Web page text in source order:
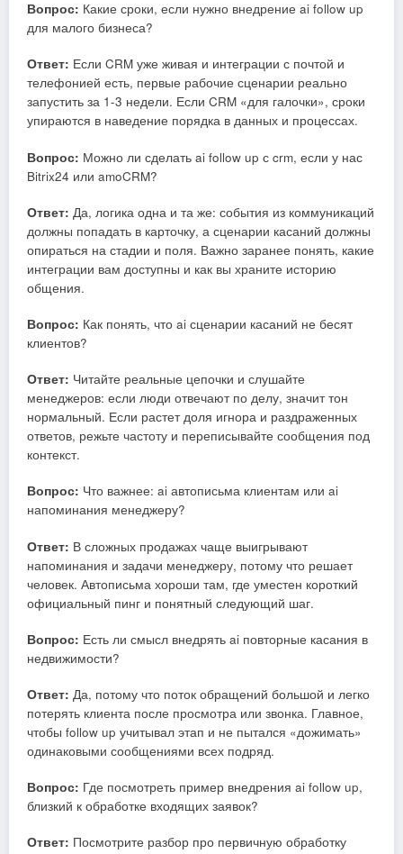
Вопрос: Какие сроки, если нужно внедрение ai follow up
для малого бизнеса?
Ответ: Если CRM уже живая и интеграции с почтой и
телефонией есть, первые рабочие сценарии реально
запустить за 1-3 недели. Если CRM «для галочки», сроки
упираются в наведение порядка в данных и процессах.
Вопрос: Можно ли сделать ai follow up с crm, если у нас
Bitrix24 или amoCRM?
Ответ: Да, логика одна и та же: события из коммуникаций
должны попадать в карточку, а сценарии касаний должны
опираться на стадии и поля. Важно заранее понять, какие
интеграции вам доступны и как вы храните историю
общения.
Вопрос: Как понять, что ai сценарии касаний не бесят
клиентов?
Ответ: Читайте реальные цепочки и слушайте
менеджеров: если люди отвечают по делу, значит тон
нормальный. Если растет доля игнора и раздраженных
ответов, режьте частоту и переписывайте сообщения под
контекст.
Вопрос: Что важнее: ai автописьма клиентам или ai
напоминания менеджеру?
Ответ: В сложных продажах чаще выигрывают
напоминания и задачи менеджеру, потому что решает
человек. Автописьма хороши там, где уместен короткий
официальный пинг и понятный следующий шаг.
Вопрос: Есть ли смысл внедрять ai повторные касания в
недвижимости?
Ответ: Да, потому что поток обращений большой и легко
потерять клиента после просмотра или звонка. Главное,
чтобы follow up учитывал этап и не пытался «дожимать»
одинаковыми сообщениями всех подряд.
Вопрос: Где посмотреть пример внедрения ai follow up,
близкий к обработке входящих заявок?
Ответ: Посмотрите разбор про первичную обработку